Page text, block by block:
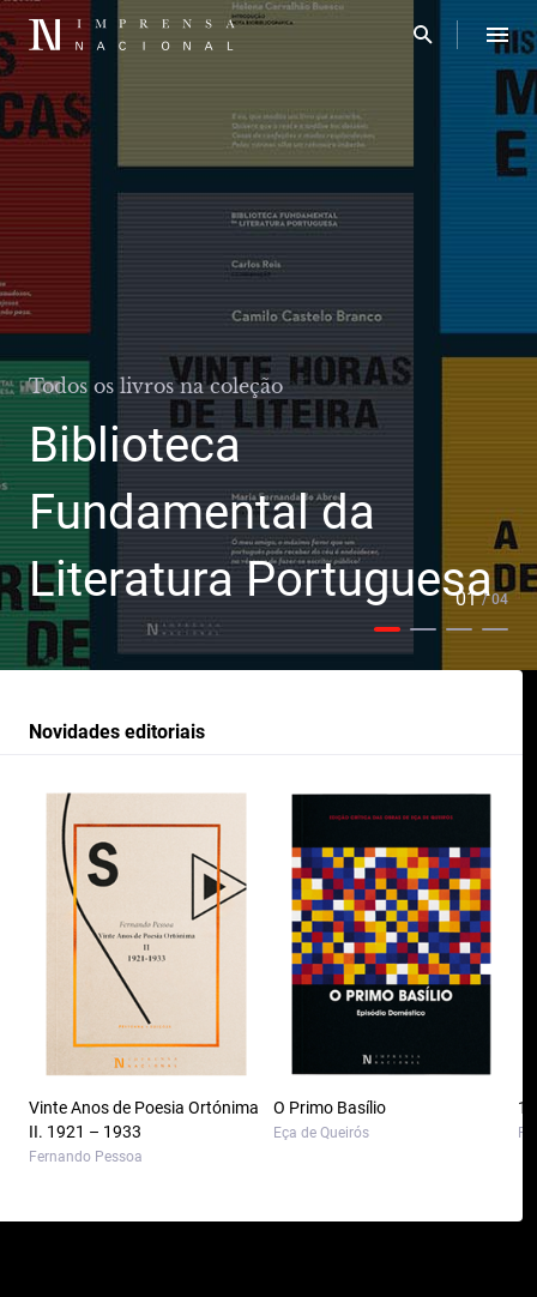
Todos os livros na coleção
Biblioteca
Fundamental da
Literatura Portuguesa
01/ 04
Novidades editoriais
Vinte Anos de Poesia Ortónima
II. 1921 – 1933
Fernando Pessoa
O Primo Basílio
Eça de Queirós